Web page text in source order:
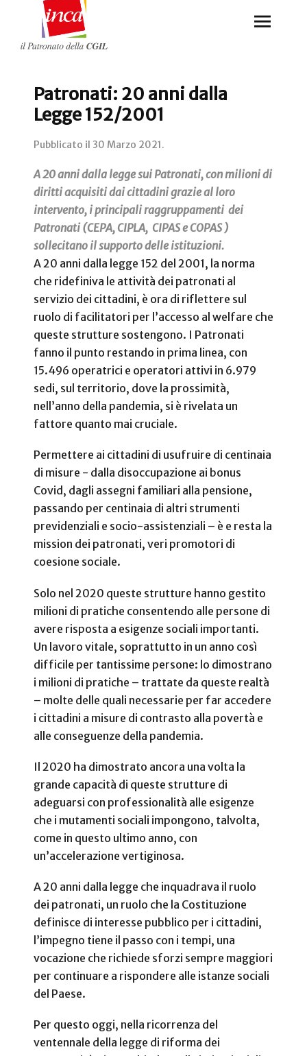
Patronati: 20 anni dalla
Legge 152/2001
Pubblicato il 30 Marzo 2021.
A 20 anni dalla legge sui Patronati, con milioni di
diritti acquisiti dai cittadini grazie al loro
intervento, i principali raggruppamenti dei
Patronati (CEPA, CIPLA, CIPAS e COPAS )
sollecitano il supporto delle istituzioni.
A 20 anni dalla legge 152 del 2001, la norma
che ridefiniva le attività dei patronati al
servizio dei cittadini, è ora di riflettere sul
ruolo di facilitatori per l’accesso al welfare che
queste strutture sostengono. I Patronati
fanno il punto restando in prima linea, con
15.496 operatrici e operatori attivi in 6.979
sedi, sul territorio, dove la prossimità,
nell’anno della pandemia, si è rivelata un
fattore quanto mai cruciale.
Permettere ai cittadini di usufruire di centinaia
di misure - dalla disoccupazione ai bonus
Covid, dagli assegni familiari alla pensione,
passando per centinaia di altri strumenti
previdenziali e socio-assistenziali – è e resta la
mission dei patronati, veri promotori di
coesione sociale.
Solo nel 2020 queste strutture hanno gestito
milioni di pratiche consentendo alle persone di
avere risposta a esigenze sociali importanti.
Un lavoro vitale, soprattutto in un anno così
difficile per tantissime persone: lo dimostrano
i milioni di pratiche – trattate da queste realtà
– molte delle quali necessarie per far accedere
i cittadini a misure di contrasto alla povertà e
alle conseguenze della pandemia.
Il 2020 ha dimostrato ancora una volta la
grande capacità di queste strutture di
adeguarsi con professionalità alle esigenze
che i mutamenti sociali impongono, talvolta,
come in questo ultimo anno, con
un’accelerazione vertiginosa.
A 20 anni dalla legge che inquadrava il ruolo
dei patronati, un ruolo che la Costituzione
definisce di interesse pubblico per i cittadini,
l’impegno tiene il passo con i tempi, una
vocazione che richiede sforzi sempre maggiori
per continuare a rispondere alle istanze sociali
del Paese.
Per questo oggi, nella ricorrenza del
ventennale della legge di riforma dei